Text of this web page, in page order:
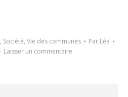
, Société, Vie des communes Par Léa
Laisser un commentaire